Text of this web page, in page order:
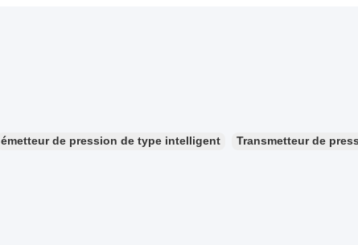
émetteur de pression de type intelligent Transmetteur de